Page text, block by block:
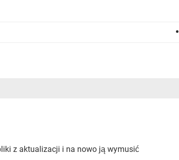
z aktualizacji i na nowo ją wymusić